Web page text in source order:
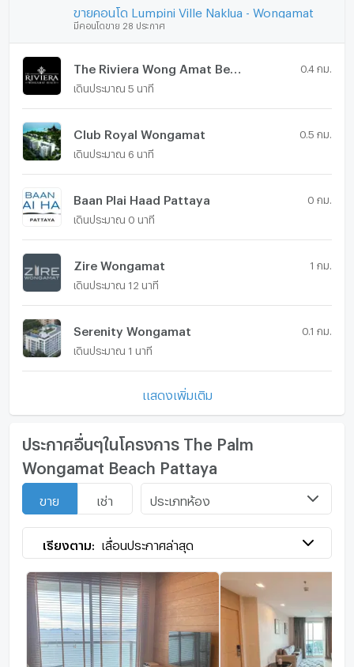
ขายคอนโด Lumpini Ville Naklua - Wongamat
มีคอนโดขาย 28 ประกาศ
The Riviera Wong Amat Beach 0.4 กม.
เดินประมาณ 5 นาที
Club Royal Wongamat 0.5 กม.
เดินประมาณ 6 นาที
Baan Plai Haad Pattaya 0 กม.
เดินประมาณ 0 นาที
Zire Wongamat 1 กม.
เดินประมาณ 12 นาที
Serenity Wongamat 0.1 กม.
เดินประมาณ 1 นาที
แสดงเพิ่มเติม
ประกาศอื่นๆในโครงการ The Palm
Wongamat Beach Pattaya
ขาย เช่า ประเภทห้อง
เรียงตาม: เลื่อนประกาศล่าสุด